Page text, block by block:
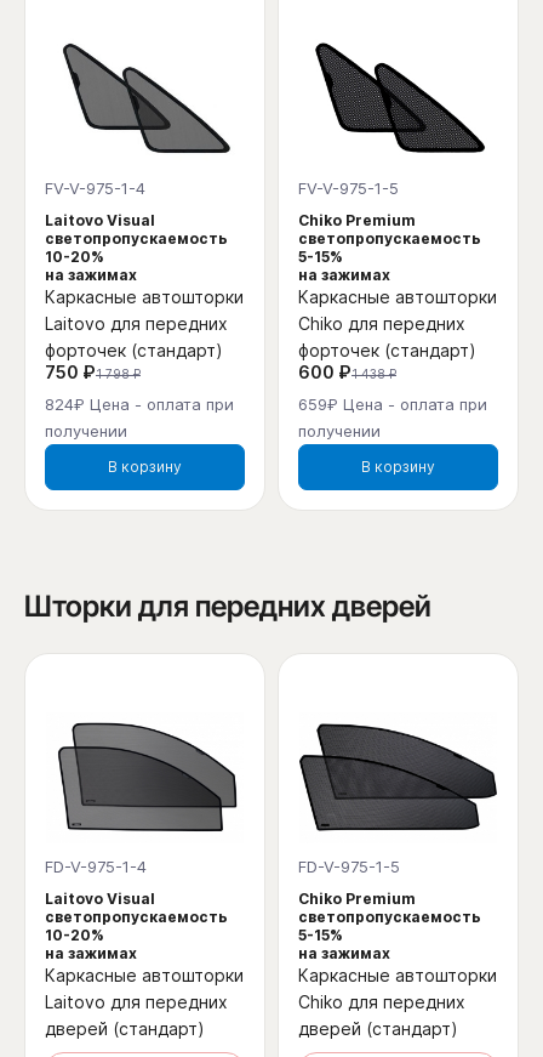
FV-V-975-1-4
Laitovo Visual
светопропускаемость
10-20%
на зажимах
Каркасные автошторки
Laitovo для передних
форточек (стандарт)
750 ₽1 798 ₽
824₽ Цена - оплата при
получении
В корзину
FV-V-975-1-5
Chiko Premium
светопропускаемость
5-15%
на зажимах
Каркасные автошторки
Chiko для передних
форточек (стандарт)
600 ₽1 438 ₽
659₽ Цена - оплата при
получении
В корзину
Шторки для передних дверей
FD-V-975-1-4
Laitovo Visual
светопропускаемость
10-20%
на зажимах
Каркасные автошторки
Laitovo для передних
дверей (стандарт)
FD-V-975-1-5
Chiko Premium
светопропускаемость
5-15%
на зажимах
Каркасные автошторки
Chiko для передних
дверей (стандарт)